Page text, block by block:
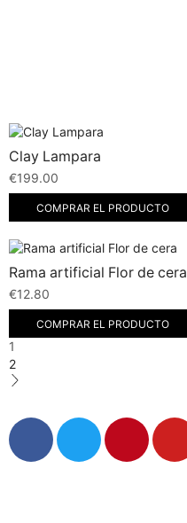
Clay Lampara
€199.00
COMPRAR EL PRODUCTO
Rama artificial Flor de cera
€12.80
COMPRAR EL PRODUCTO
1
2